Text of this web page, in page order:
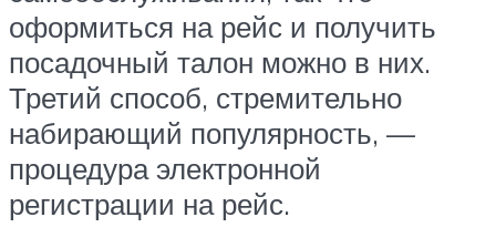
оформиться на рейс и получить
посадочный талон можно в них.
Третий способ, стремительно
набирающий популярность, —
процедура электронной
регистрации на рейс.